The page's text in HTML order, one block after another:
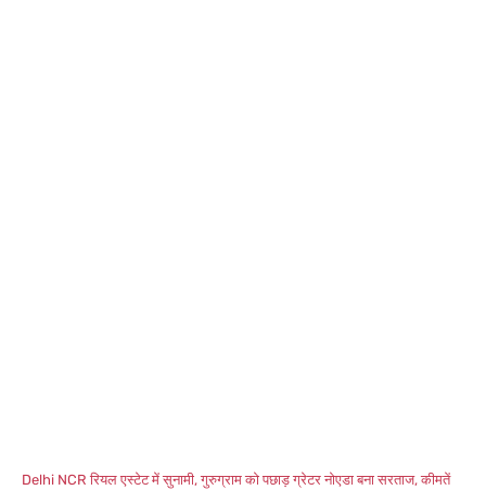
Delhi NCR रियल एस्टेट में सुनामी, गुरुग्राम को पछाड़ ग्रेटर नोएडा बना सरताज, कीमतें